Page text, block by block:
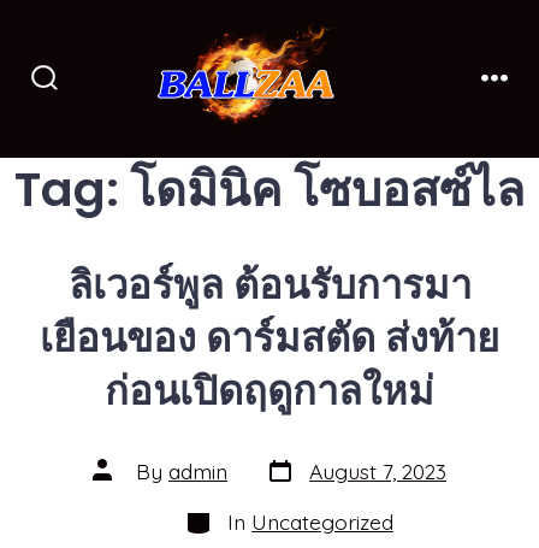
content
Tag:โดมินิค โซบอสซ์ไล
ลิเวอร์พูล ต้อนรับการมา
เยือนของ ดาร์มสตัด ส่งท้าย
ก่อนเปิดฤดูกาลใหม่
Post
author
By admin Post
date
August 7, 2023
Categories
In Uncategorized